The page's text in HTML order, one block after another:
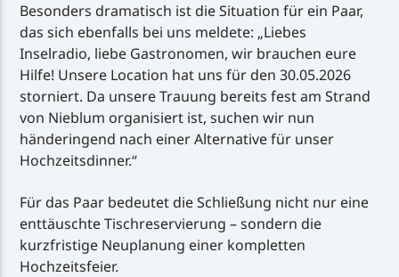
Besonders dramatisch ist die Situation für ein Paar,
das sich ebenfalls bei uns meldete: „Liebes
Inselradio, liebe Gastronomen, wir brauchen eure
Hilfe! Unsere Location hat uns für den 30.05.2026
storniert. Da unsere Trauung bereits fest am Strand
von Nieblum organisiert ist, suchen wir nun
händeringend nach einer Alternative für unser
Hochzeitsdinner.“
Für das Paar bedeutet die Schließung nicht nur eine
enttäuschte Tischreservierung – sondern die
kurzfristige Neuplanung einer kompletten
Hochzeitsfeier.